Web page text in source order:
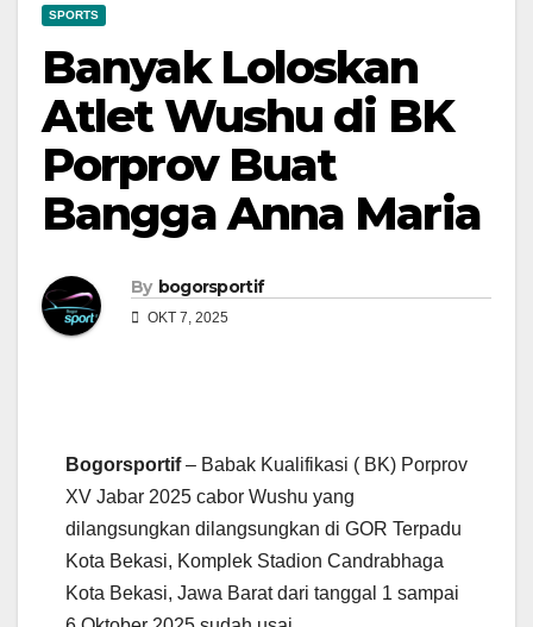
SPORTS
Banyak Loloskan
Atlet Wushu di BK
Porprov Buat
Bangga Anna Maria
By bogorsportif
OKT 7, 2025
Bogorsportif– Babak Kualifikasi ( BK) Porprov
XV Jabar 2025 cabor Wushu yang
dilangsungkan dilangsungkan di GOR Terpadu
Kota Bekasi, Komplek Stadion Candrabhaga
Kota Bekasi, Jawa Barat dari tanggal 1 sampai